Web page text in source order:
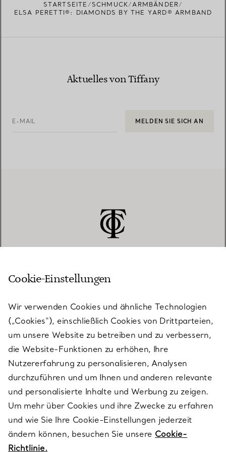
STARTSEITE SCHMUCK
ARMBÄNDER
ELSA PERETTI®: DIAMONDS BY THE YARD® ARMBAND
Aktuelles von Tiffany
E-MAIL MELDEN SIE SICH AN
KUNDENSERVICE
SERVICES
ÜBER TIFFANY & CO.
RECHTLICHE HINWEISE
FOLGEN SIE UNS
Cookie-Einstellungen
Wir verwenden Cookies und ähnliche Technologien
(„Cookies“), einschließlich Cookies von Drittparteien,
um unsere Website zu betreiben und zu verbessern,
die Website-Funktionen zu erhöhen, Ihre
Nutzererfahrung zu personalisieren, Analysen
durchzuführen und um Ihnen und anderen relevante
und personalisierte Inhalte und Werbung zu zeigen.
Um mehr über Cookies und ihre Zwecke zu erfahren
und wie Sie Ihre Cookie-Einstellungen jederzeit
ändern können, besuchen Sie unsere Cookie-
Richtlinie.